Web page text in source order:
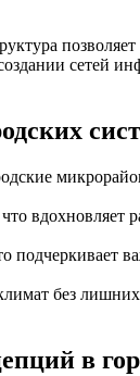
позволяет
сетей
вдохновляет
без
в